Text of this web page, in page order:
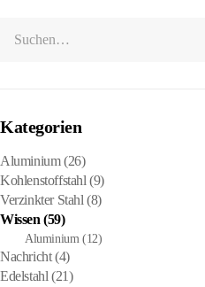
Kategorien
Aluminium(26)
Kohlenstoffstahl (9)
Verzinkter Stahl (8)
Wissen (59)
Aluminium(12)
Nachricht(4)
Edelstahl (21)